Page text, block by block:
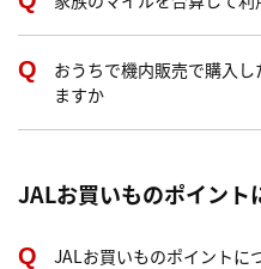
おうちで機内販売で購入
ますか
JALお買いものポイント
JALお買いものポイントに